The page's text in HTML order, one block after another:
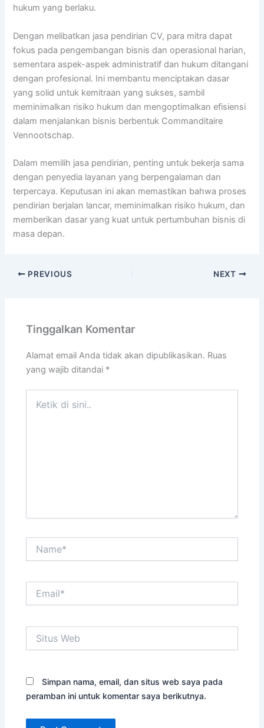
hukum yang berlaku.
Dengan melibatkan jasa pendirian CV, para mitra dapat
fokus pada pengembangan bisnis dan operasional harian,
sementara aspek-aspek administratif dan hukum ditangani
dengan profesional. Ini membantu menciptakan dasar
yang solid untuk kemitraan yang sukses, sambil
meminimalkan risiko hukum dan mengoptimalkan efisiensi
dalam menjalankan bisnis berbentuk Commanditaire
Vennootschap.
Dalam memilih jasa pendirian, penting untuk bekerja sama
dengan penyedia layanan yang berpengalaman dan
terpercaya. Keputusan ini akan memastikan bahwa proses
pendirian berjalan lancar, meminimalkan risiko hukum, dan
memberikan dasar yang kuat untuk pertumbuhan bisnis di
masa depan.
PREVIOUS NEXT
Tinggalkan Komentar
Alamat email Anda tidak akan dipublikasikan. Ruas
yang wajib ditandai *
Web
Simpan nama, email, dan situs web saya pada
peramban ini untuk komentar saya berikutnya.